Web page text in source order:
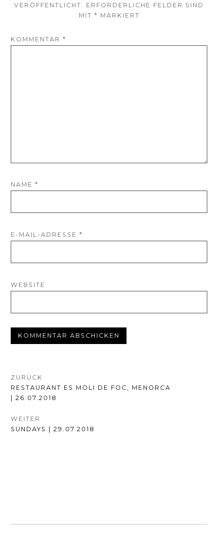
VERÖFFENTLICHT. ERFORDERLICHE FELDER SIND
MIT * MARKIERT
KOMMENTAR*
NAME*
E-MAIL-ADRESSE*
WEBSITE
BEITRAGSNAVIGATION
ZURÜCK
VORHERIGER
BEITRAG:
RESTAURANT ES MOLI DE FOC, MENORCA
| 26.07.2018
WEITER
NÄCHSTER
SUNDAYS | 29.07.2018